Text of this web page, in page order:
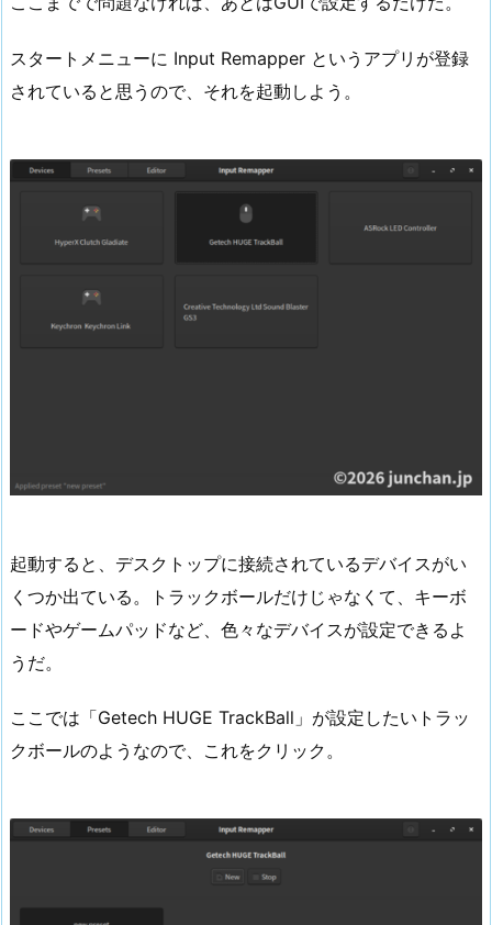
スタートメニューに Input Remapper というアプリが登録
されていると思うので、それを起動しよう。
起動すると、デスクトップに接続されているデバイスがい
くつか出ている。トラックボールだけじゃなくて、キーボ
ードやゲームパッドなど、色々なデバイスが設定できるよ
うだ。
ここでは「Getech HUGE TrackBall」が設定したいトラッ
クボールのようなので、これをクリック。